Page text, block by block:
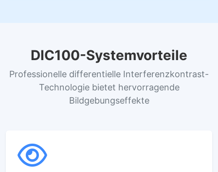
DIC100-Systemvorteile
Professionelle differentielle Interferenzkontrast-
Technologie bietet hervorragende
Bildgebungseffekte